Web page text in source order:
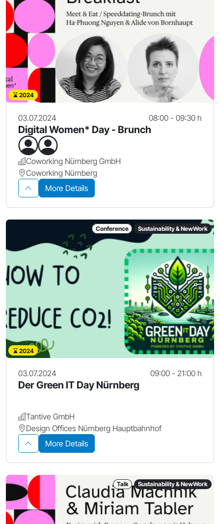
2024
03.07.2024 08:00 - 09:30 h
Digital Women* Day - Brunch
Coworking Nürnberg GmbH
Coworking Nürnberg
More Details
Conference Sustainability & NewWork
2024
03.07.2024 09:00 - 21:00 h
Der Green IT Day Nürnberg
Tantive GmbH
Design Offices Nürnberg Hauptbahnhof
More Details
Talk Sustainability & NewWork